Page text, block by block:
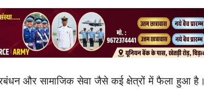
और सामाजिक सेवा जैसे कई क्षेत्रों में फैला हुआ है।